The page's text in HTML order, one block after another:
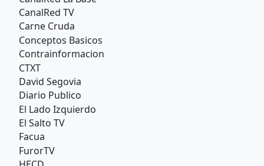
CanalRed TV
Carne Cruda
Conceptos Basicos
Contrainformacion
CTXT
David Segovia
Diario Publico
El Lado Izquierdo
El Salto TV
Facua
FurorTV